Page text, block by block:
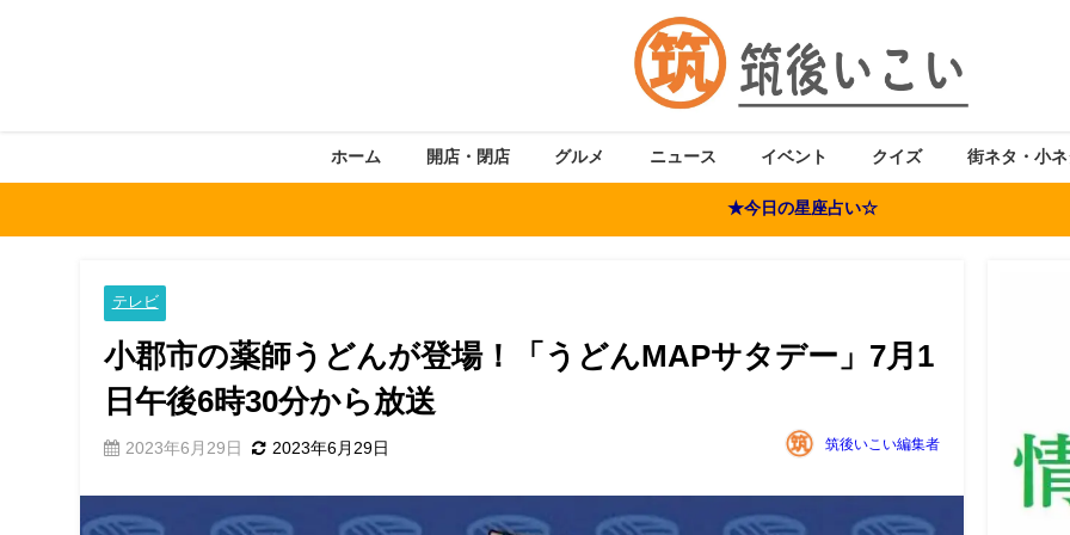
ホーム 開店・閉店 グルメ ニュース イベント クイズ 街ネタ・小
★今日の星座占い☆
テレビ
小郡市の薬師うどんが登場！「うどんMAPサタデー」7月1
日午後6時30分から放送
2023年6月29日 2023年6月29日 筑後いこい編集者